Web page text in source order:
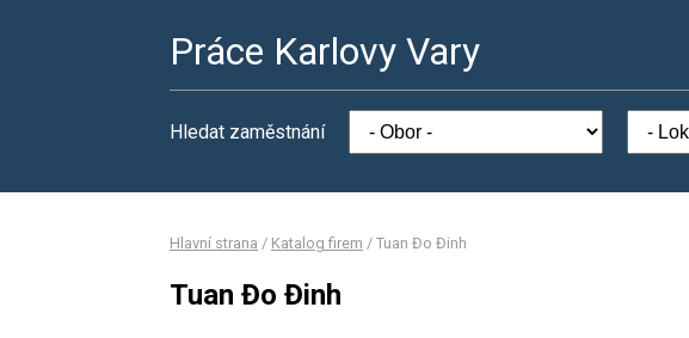
Práce Karlovy Vary
Hledat zaměstnání
Hlavní strana / Katalog firem / Tuan Đo Đinh
Tuan Đo Đinh